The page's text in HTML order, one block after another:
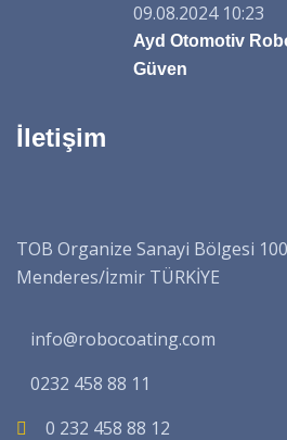
09.08.2024 10:23
Ayd Otomotiv
Güven
İletişim
TOB Organize Sanayi Bölgesi
Menderes/İzmir TÜRKİYE
info@robocoating.com
0232 458 88 11
0 232 458 88 12